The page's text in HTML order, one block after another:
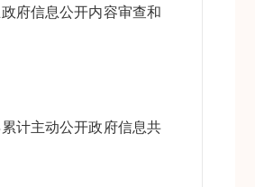
府信息公开内容审查和
计主动公开政府信息共